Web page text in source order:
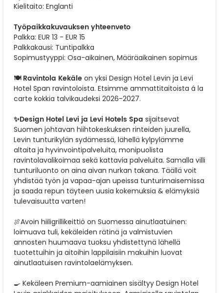
Kielitaito: Englanti
Työpaikkakuvauksen yhteenveto
Palkka: EUR 13 - EUR 15
Palkkakausi: Tuntipalkka
Sopimustyyppi: Osa-aikainen, Määräaikainen sopimus
🍽️ Ravintola Kekäle on yksi Design Hotel Levin ja Levi
Hotel Span ravintoloista. Etsimme ammattitaitoista á la
carte kokkia talvikaudeksi 2026-2027.
✨Design Hotel Levi ja Levi Hotels Spa sijaitsevat
Suomen johtavan hiihtokeskuksen rinteiden juurella,
Levin tunturikylän sydämessä, lähellä kylpylämme
altaita ja hyvinvointipalveluita, monipuolista
ravintolavalikoimaa sekä kattavia palveluita. Samalla villi
tunturiluonto on aina aivan nurkan takana. Täällä voit
yhdistää työn ja vapaa-ajan upeissa tunturimaisemissa
ja saada repun täyteen uusia kokemuksia & elämyksiä
tulevaisuutta varten!
🍖Avoin hiiligrillikeittiö on Suomessa ainutlaatuinen:
loimuava tuli, kekäleiden rätinä ja valmistuvien
annosten huumaava tuoksu yhdistettynä lähellä
tuotettuihin ja aitoihin lappilaisiin makuihin luovat
ainutlaatuisen ravintolaelämyksen.
🍳 Kekäleen Premium-aamiainen sisältyy Design Hotel